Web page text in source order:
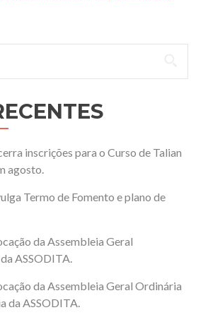
inscrições para o Curso de Talian
agosto.
Termo de Fomento e plano de
da Assembleia Geral
ASSODITA.
da Assembleia Geral Ordinária
da ASSODITA.